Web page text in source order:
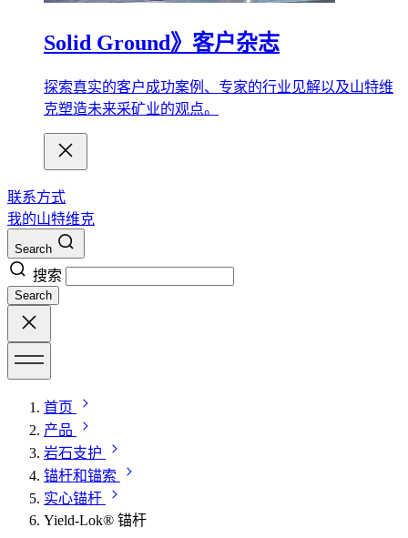
Solid Ground》客户杂志
探索真实的客户成功案例、专家的行业见解以及山特维
克塑造未来采矿业的观点。
联系方式
我的山特维克
Search
搜索
Search
首页
产品
岩石支护
锚杆和锚索
实心锚杆
Yield-Lok® 锚杆